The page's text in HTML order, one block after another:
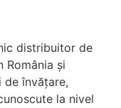
distribuitor de
România și
de învățare,
la nivel